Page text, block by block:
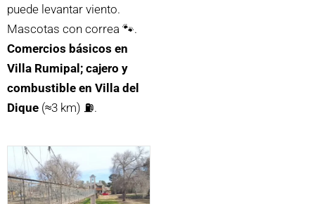
puede levantar viento.
Mascotas con correa 🐾.
Comercios básicos en
Villa Rumipal; cajero y
combustible en Villa del
Dique (≈3 km) ⛽.